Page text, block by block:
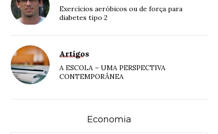
Exercícios aeróbicos ou de força para
diabetes tipo 2
Artigos
A ESCOLA – UMA PERSPECTIVA
CONTEMPORÂNEA
Economia